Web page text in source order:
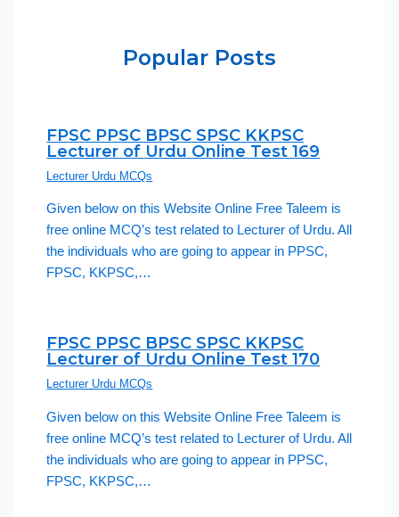
Popular Posts
FPSC PPSC BPSC SPSC KKPSC
Lecturer of Urdu Online Test 169
Lecturer Urdu MCQs
Given below on this Website Online Free Taleem is
free online MCQ’s test related to Lecturer of Urdu. All
the individuals who are going to appear in PPSC,
FPSC, KKPSC,…
FPSC PPSC BPSC SPSC KKPSC
Lecturer of Urdu Online Test 170
Lecturer Urdu MCQs
Given below on this Website Online Free Taleem is
free online MCQ’s test related to Lecturer of Urdu. All
the individuals who are going to appear in PPSC,
FPSC, KKPSC,…